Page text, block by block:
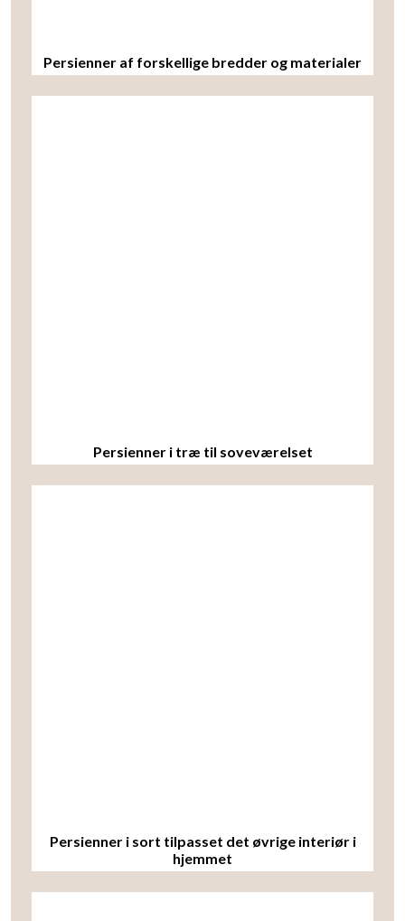
Persienner af forskellige bredder og materialer
Persienner i træ til soveværelset
Persienner i sort tilpasset det øvrige interiør i
hjemmet